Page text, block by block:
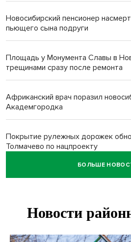
Новосибирский пенсионер
пьющего сына подруги
Площадь у Монумента Славы в
трещинами сразу после ремонта
Африканский врач поразил
Академгородка
Покрытие рулежных дорожек
Толмачево по нацпроекту
В Новосибирске зафиксирован
В Новосибирске осудили внука за
БОЛЬШЕ